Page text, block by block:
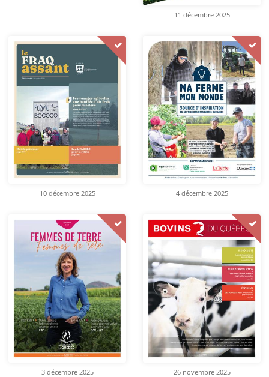
11 décembre 2025
10 décembre 2025 4 décembre 2025
3 décembre 2025 26 novembre 2025